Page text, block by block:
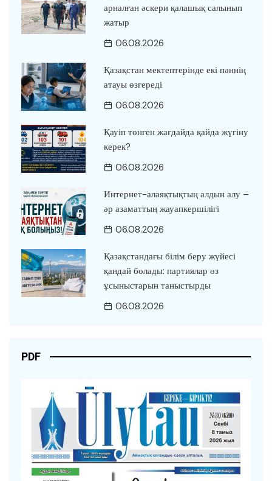
арналған әскери қалашық салынып
жатыр
06.08.2026
Қазақстан мектептерінде екі пәннің
атауы өзгереді
06.08.2026
Қауіп төнген жағдайда қайда жүгіну
керек?
06.08.2026
Интернет-алаяқтықтың алдын алу –
әр азаматтың жауапкершілігі
06.08.2026
Қазақстандағы білім беру жүйесі
қандай болады: партиялар өз
ұсыныстарын таныстырды
06.08.2026
PDF